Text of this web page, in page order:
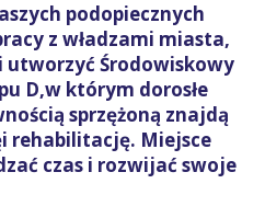
podopiecznych
z władzami miasta,
utworzyć Środowiskowy
D,w którym dorosłe
sprzężoną znajdą
rehabilitację. Miejsce
czas i rozwijać swoje